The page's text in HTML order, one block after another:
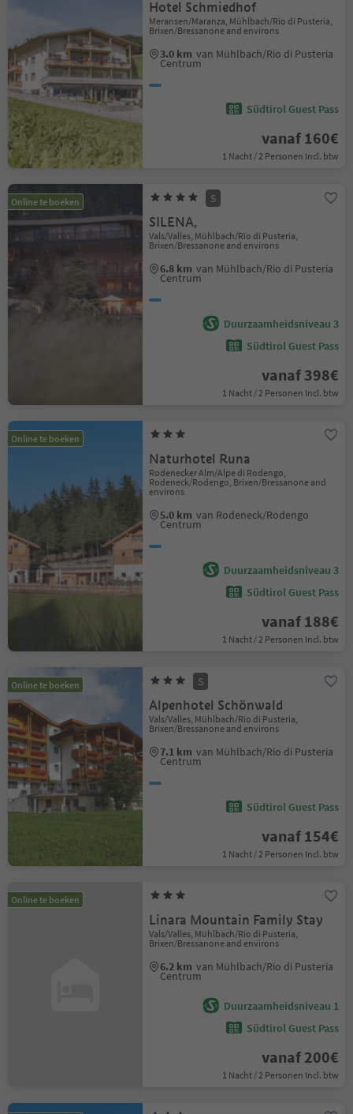
Hotel Schmiedhof
Meransen/Maranza, Mühlbach/Rio di Pusteria,
Brixen/Bressanone and environs
3.0 km van Mühlbach/Rio di Pusteria
Centrum
Südtirol Guest Pass
vanaf 160€
1 Nacht / 2 Personen Incl. btw
Online te boeken S
SILENA,
Vals/Valles, Mühlbach/Rio di Pusteria,
Brixen/Bressanone and environs
6.8 km van Mühlbach/Rio di Pusteria
Centrum
Duurzaamheidsniveau 3
Südtirol Guest Pass
vanaf 398€
1 Nacht / 2 Personen Incl. btw
Online te boeken
Naturhotel Runa
Rodenecker Alm/Alpe di Rodengo,
Rodeneck/Rodengo, Brixen/Bressanone and
environs
5.0 km van Rodeneck/Rodengo
Centrum
Duurzaamheidsniveau 3
Südtirol Guest Pass
vanaf 188€
1 Nacht / 2 Personen Incl. btw
Online te boeken S
Alpenhotel Schönwald
Vals/Valles, Mühlbach/Rio di Pusteria,
Brixen/Bressanone and environs
7.1 km van Mühlbach/Rio di Pusteria
Centrum
Südtirol Guest Pass
vanaf 154€
1 Nacht / 2 Personen Incl. btw
Online te boeken
Linara Mountain Family Stay
Vals/Valles, Mühlbach/Rio di Pusteria,
Brixen/Bressanone and environs
6.2 km van Mühlbach/Rio di Pusteria
Centrum
Duurzaamheidsniveau 1
Südtirol Guest Pass
vanaf 200€
1 Nacht / 2 Personen Incl. btw